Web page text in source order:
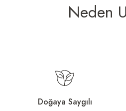
Neden
Doğaya Saygılı